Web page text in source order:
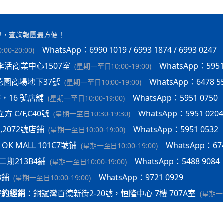
查詢報團最方便！
20:00)
WhatsApp：6990 1019 / 6993 1874 / 6993 0247
活商業中心1507室 (星期一至日10:00-19:00)
WhatsApp：
園商場地下37號 (星期一至日10:00-19:00)
WhatsApp：6478
16 號店舖 (星期一至日10:00-19:00)
WhatsApp：5951 0750
C/F,C40號 (星期一至日10:30-19:30)
WhatsApp：5951 0204
號店鋪 (星期一至日10:00-19:00)
WhatsApp：5951 0532
MALL 101C7號铺 (星期一至日10:00-19:00)
WhatsApp：
期213B4鋪 (星期一至日10:00-19:00)
WhatsApp：5488 9084
(星期一至日10:00-19:00)
WhatsApp：9721 0929
經銷 ： 銅鑼灣百德新街2-20號，恒隆中心 7樓 707A室 (星期